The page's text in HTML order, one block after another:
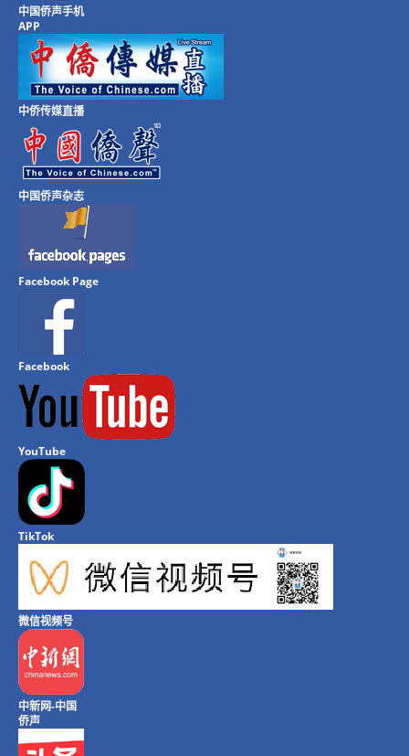
中国侨声手机
APP
中侨传媒直播
中国侨声杂志
Facebook Page
Facebook
YouTube
TikTok
微信视频号
中新网-中国
侨声